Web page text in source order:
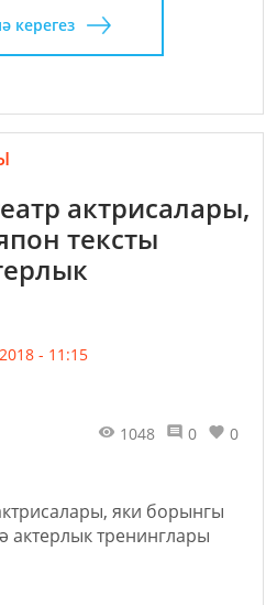
керегез
актрисалары,
тексты
- 11:15
1048 0 0